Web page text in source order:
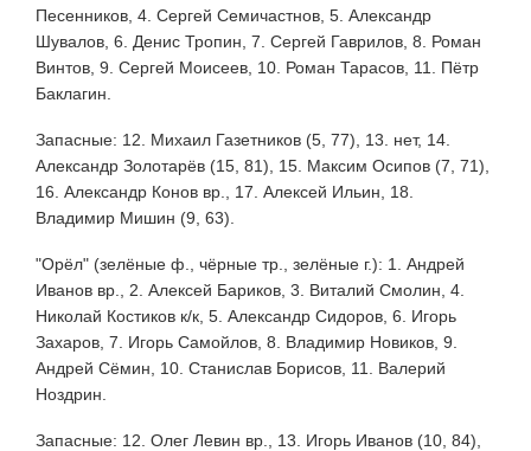
Песенников, 4. Сергей Семичастнов, 5. Александр
Шувалов, 6. Денис Тропин, 7. Сергей Гаврилов, 8. Роман
Винтов, 9. Сергей Моисеев, 10. Роман Тарасов, 11. Пётр
Баклагин.
Запасные: 12. Михаил Газетников (5, 77), 13. нет, 14.
Александр Золотарёв (15, 81), 15. Максим Осипов (7, 71),
16. Александр Конов вр., 17. Алексей Ильин, 18.
Владимир Мишин (9, 63).
"Орёл" (зелёные ф., чёрные тр., зелёные г.): 1. Андрей
Иванов вр., 2. Алексей Бариков, 3. Виталий Смолин, 4.
Николай Костиков к/к, 5. Александр Сидоров, 6. Игорь
Захаров, 7. Игорь Самойлов, 8. Владимир Новиков, 9.
Андрей Сёмин, 10. Станислав Борисов, 11. Валерий
Ноздрин.
Запасные: 12. Олег Левин вр., 13. Игорь Иванов (10, 84),